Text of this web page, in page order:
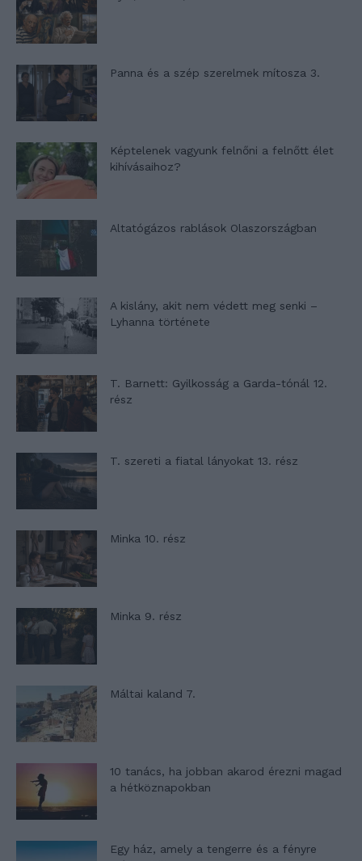
Panna és a szép szerelmek mítosza 3.
Képtelenek vagyunk felnőni a felnőtt élet
kihívásaihoz?
Altatógázos rablások Olaszországban
A kislány, akit nem védett meg senki –
Lyhanna története
T. Barnett: Gyilkosság a Garda-tónál 12.
rész
T. szereti a fiatal lányokat 13. rész
Minka 10. rész
Minka 9. rész
Máltai kaland 7.
10 tanács, ha jobban akarod érezni magad
a hétköznapokban
Egy ház, amely a tengerre és a fényre